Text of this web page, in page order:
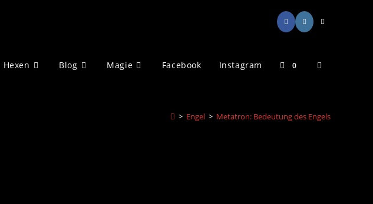
Hexen Blog Magie Facebook Instagram 0 Website-
> Engel > Metatron: Bedeutung des Engels